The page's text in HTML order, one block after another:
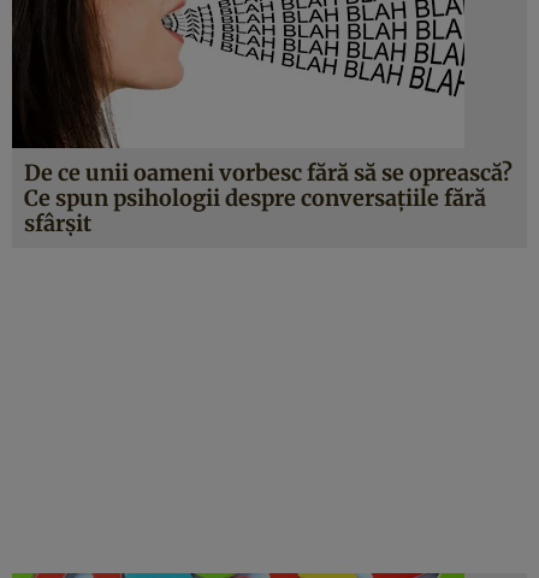
De ce unii oameni vorbesc fără să se oprească?
Ce spun psihologii despre conversațiile fără
sfârșit